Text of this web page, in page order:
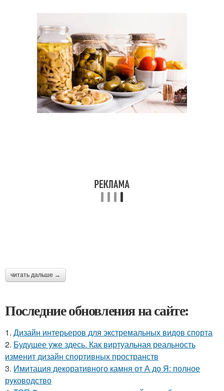
читать дальше →
Последние обновления на сайте:
1. Дизайн интерьеров для экстремальных видов спорта
2. Будущее уже здесь. Как виртуальная реальность
изменит дизайн спортивных пространств
3. Имитация декоративного камня от А до Я: полное
руководство